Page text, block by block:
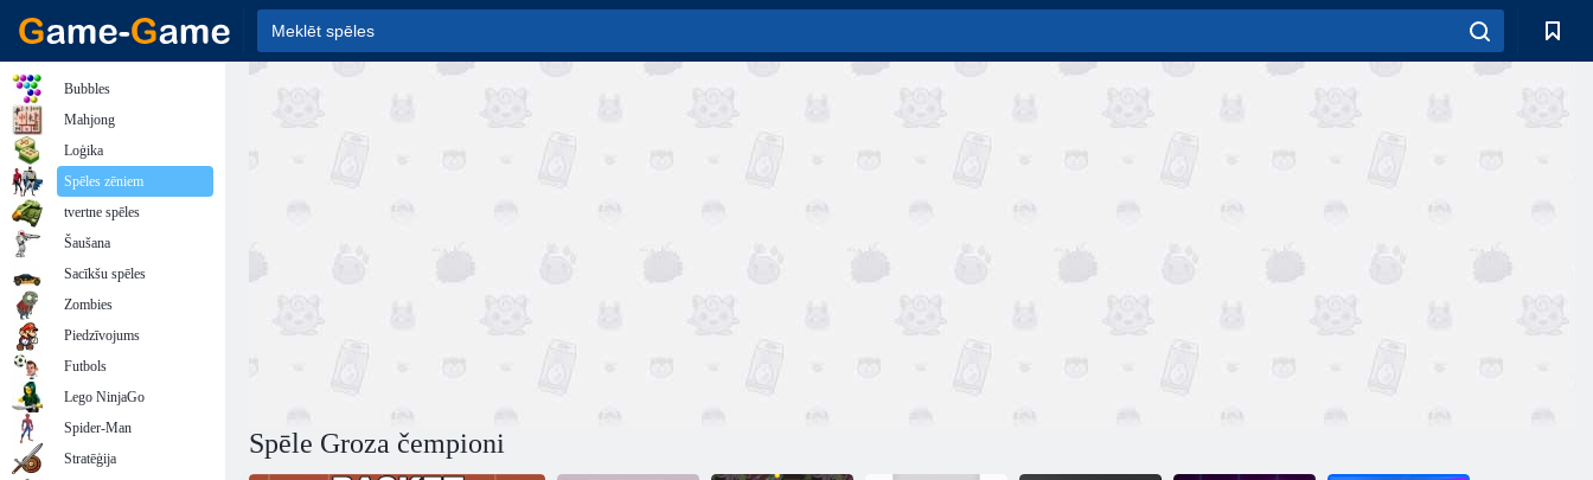
Spēle Groza čempioni
Bubbles
Mahjong
Loģika
Spēles zēniem
tvertne spēles
Šaušana
Sacīkšu spēles
Zombies
Piedzīvojums
Futbols
Lego NinjaGo
Spider-Man
Stratēģija